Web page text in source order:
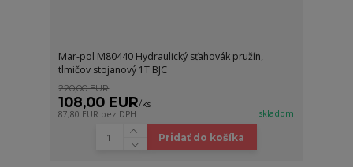
Mar-pol M80440 Hydraulický sťahovák pružín,
tlmičov stojanový 1T BJC
220,00 EUR
108,00 EUR/ks
87,80 EUR bez DPH skladom
Pridať do košíka